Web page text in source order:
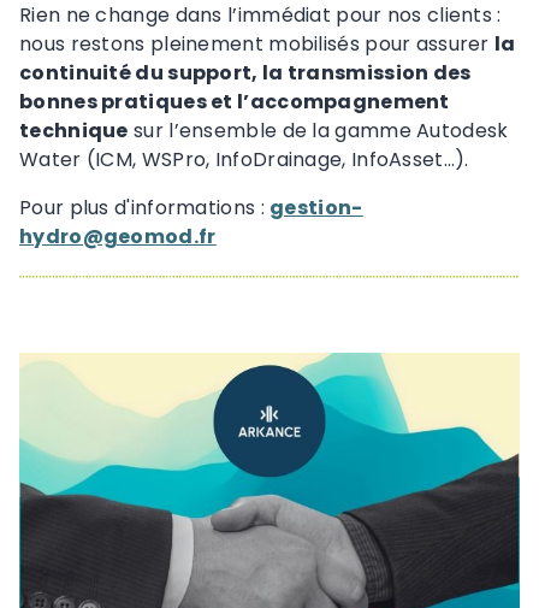
Rien ne change dans l’immédiat pour nos clients :
nous restons pleinement mobilisés pour assurer la
continuité du support, la transmission des
bonnes pratiques et l’accompagnement
technique sur l’ensemble de la gamme Autodesk
Water (ICM, WSPro, InfoDrainage, InfoAsset…).
Pour plus d'informations : gestion-
hydro@geomod.fr